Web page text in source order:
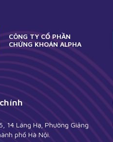
CÔNG TY CỔ PHẦN
CHỨNG KHOÁN ALPHA
14 Láng Hạ, Phường Giảng
phố Hà Nội.